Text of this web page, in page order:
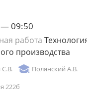
— 09:50
работа
производства
Полянский А.В.
222б